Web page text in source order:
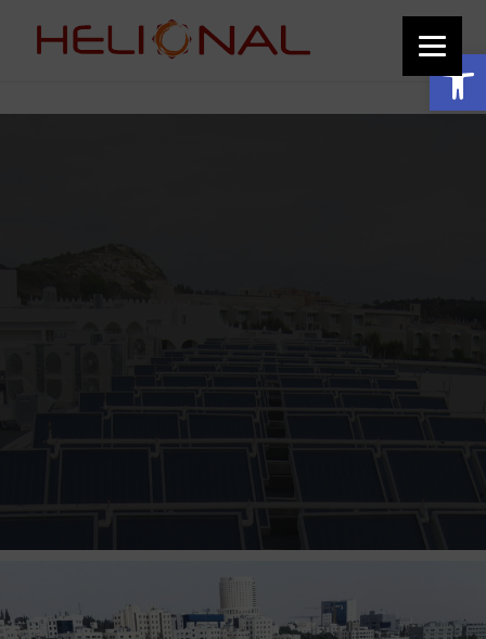
Ανοίξτε τη γραμμή εργαλείων
echo '
'; } add_action('wp_footer', 'add_custom_image_to_footer');